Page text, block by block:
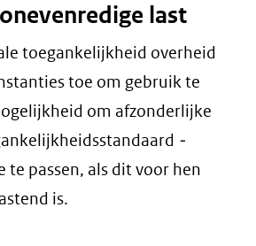
last
toegankelijkheid overheid
toe om gebruik te
om afzonderlijke
-
te passen, als dit voor hen
is.